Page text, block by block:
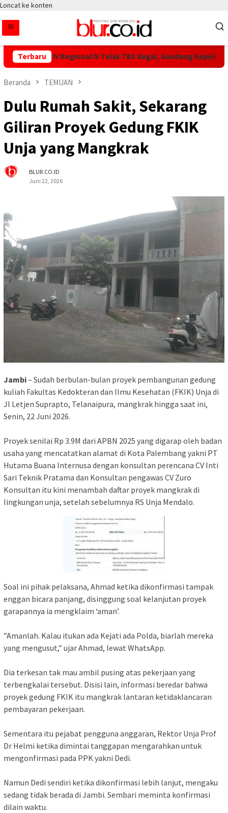
Loncat ke konten
Terbaru
PTPN IV Regional IV Tolak TBS Ilegal, Gandeng Kepolisian
Beranda TEMUAN
Dulu Rumah Sakit, Sekarang
Giliran Proyek Gedung FKIK
Unja yang Mangkrak
BLUR.CO.ID
Juni 22, 2026
Jambi– Sudah berbulan-bulan proyek pembangunan gedung
kuliah Fakultas Kedokteran dan Ilmu Kesehatan (FKIK) Unja di
Jl Letjen Suprapto, Telanaipura, mangkrak hingga saat ini,
Senin, 22 Juni 2026.
‎Proyek senilai Rp 3.9M dari APBN 2025 yang digarap oleh badan
usaha yang mencatatkan alamat di Kota Palembang yakni PT
Hutama Buana Internusa dengan konsultan perencana CV Inti
Sari Teknik Pratama dan Konsultan pengawas CV Zuro
Konsultan itu kini menambah daftar proyek mangkrak di
lingkungan unja, setelah sebelumnya RS Unja Mendalo.
‎Soal ini pihak pelaksana, Ahmad ketika dikonfirmasi tampak
enggan bicara panjang, disinggung soal kelanjutan proyek
garapannya ia mengklaim ‘aman’.
‎”Amanlah. Kalau itukan ada Kejati ada Polda, biarlah mereka
yang mengusut,” ujar Ahmad, lewat WhatsApp.
‎Dia terkesan tak mau ambil pusing atas pekerjaan yang
terbengkalai tersebut. Disisi lain, informasi beredar bahwa
proyek gedung FKIK itu mangkrak lantaran ketidaklancaran
pembayaran pekerjaan.
‎Sementara itu pejabat pengguna anggaran, Rektor Unja Prof
Dr Helmi ketika dimintai tanggapan mengarahkan untuk
mengonfirmasi pada PPK yakni Dedi.
‎Namun Dedi sendiri ketika dikonfirmasi lebih lanjut, mengaku
sedang tidak berada di Jambi. Sembari meminta konfirmasi
dilain waktu.